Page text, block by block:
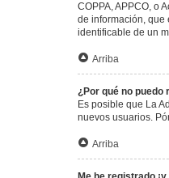
COPPA, APPCO, o
de información, que
identificable de un
Arriba
¿Por qué no puedo
Es posible que La
nuevos usuarios.
Arriba